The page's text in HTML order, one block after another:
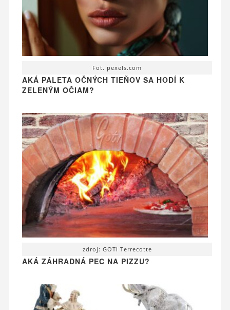
Fot. pexels.com
AKÁ PALETA OČNÝCH TIEŇOV SA HODÍ K
ZELENÝM OČIAM?
zdroj: GOTI Terrecotte
AKÁ ZÁHRADNÁ PEC NA PIZZU?